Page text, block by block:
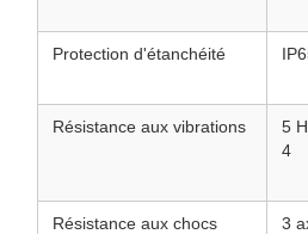
Protection d'étanchéité
Résistance aux vibrations
5
4
Résistance aux chocs
3